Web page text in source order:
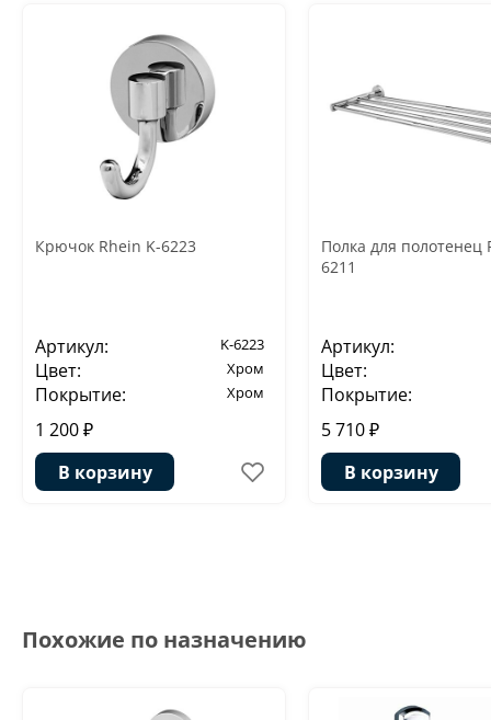
Крючок Rhein K-6223
Артикул: K-6223
Цвет: Хром
Покрытие: Хром
1 200 ₽
В корзину
Полка для полотенец
6211
Артикул:
Цвет:
Покрытие:
5 710 ₽
В корзину
Похожие по назначению